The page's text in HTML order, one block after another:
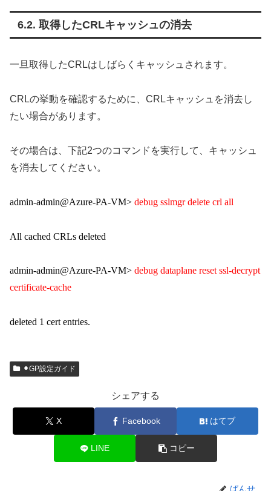
取得したCRLキャッシュの消去
一旦取得したCRLはしばらくキャッシュされます。
CRLの挙動を確認するために、CRLキャッシュを消去し
たい場合があります。
その場合は、下記2つのコマンドを実行して、キャッシュ
を消去してください。
admin-admin@Azure-PA-VM> debug sslmgr delete crl all
All cached CRLs deleted
admin-admin@Azure-PA-VM> debug dataplane reset ssl-decrypt
certificate-cache
deleted 1 cert entries.
⚫︎GP設定ガイド
シェアする
X Facebook はてブ
LINE コピー
ぱんせ